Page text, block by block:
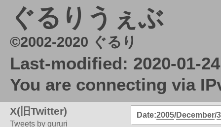
ぐるりうぇぶ
©2002-2020 ぐるり
Last-modified: 2020-01-
You are connecting via
Date:2005/December/
X(旧Twitter)
Tweets by gururi